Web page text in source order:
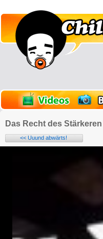
Das Recht des Stärkeren
<< Uuund abwärts!